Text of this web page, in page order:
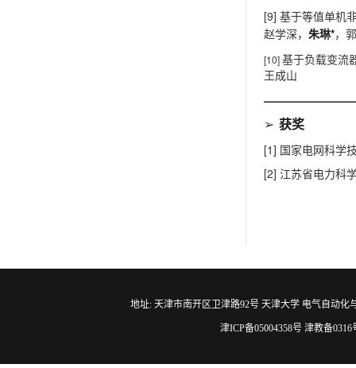
[9] 基于等值单机
赵学深， 朱琳*，
[10] 基于负载变流
王成山
➢ 获奖
[1] 国家电网科学
[2] 江苏省电力科
地址: 天津市南开区卫津路92号 天津大学 电气自动化
津ICP备05004358号 津教备